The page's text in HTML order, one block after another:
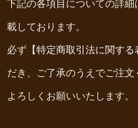
下記の各項目についての詳細
載しております。
必ず 【特定商取引法に関する
だき、ご了承のうえでご注文
よろしくお願いいたします。